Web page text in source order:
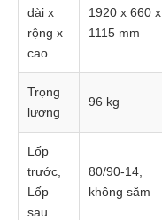
dài x
rộng x
cao
1920 x 660 x
1115 mm
Trọng
lượng
96 kg
Lốp
trước,
Lốp
sau
80/90-14,
không săm